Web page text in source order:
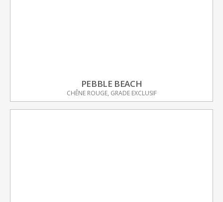
PEBBLE BEACH
CHÊNE ROUGE, GRADE EXCLUSIF